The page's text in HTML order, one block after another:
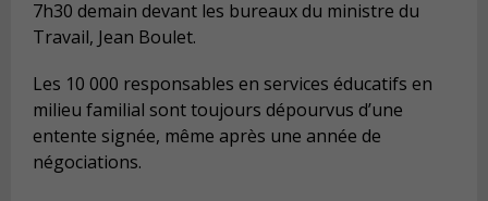
7h30 demain devant les bureaux du ministre du
Travail, Jean Boulet.
Les 10 000 responsables en services éducatifs en
milieu familial sont toujours dépourvus d’une
entente signée, même après une année de
négociations.